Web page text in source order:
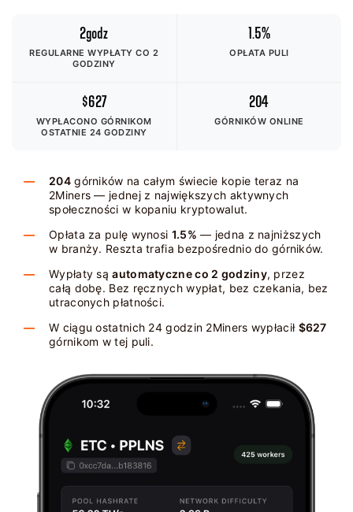
2godz
REGULARNE WYPŁATY CO 2
GODZINY
1.5%
OPŁATA PULI
$627
WYPŁACONO GÓRNIKOM
OSTATNIE 24 GODZINY
204
GÓRNIKÓW ONLINE
204górników na całym świecie kopie teraz na
2Miners — jednej z największych aktywnych
społeczności w kopaniu kryptowalut.
Opłata za pulę wynosi 1.5% — jedna z najniższych
w branży. Reszta trafia bezpośrednio do górników.
Wypłaty sąautomatyczne co 2 godziny, przez
całą dobę. Bez ręcznych wypłat, bez czekania, bez
utraconych płatności.
W ciągu ostatnich 24 godzin 2Miners wypłacił $627
górnikom w tej puli.